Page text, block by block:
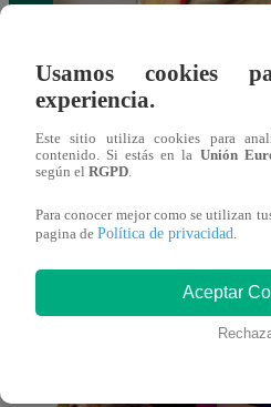
antes de Navidad?
También
interesar
Usamos cookies
experiencia.
Este sitio utiliza cookies para
contenido. Si estás en la Unión
según el RGPD
Para conocer mejor como se utilizan
pagina de Política de privacidad
Aceptar